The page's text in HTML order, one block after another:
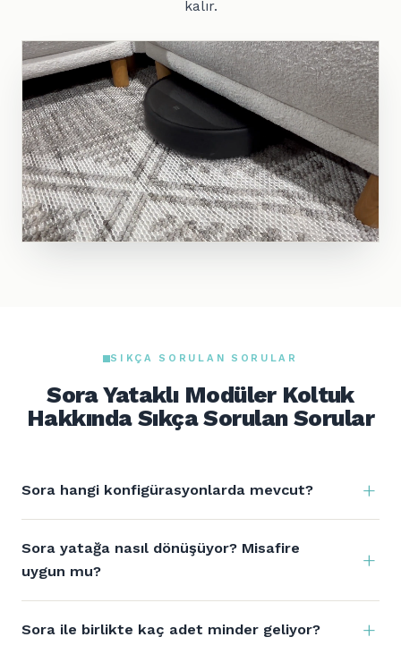
kalır.
SIKÇA SORULAN SORULAR
Sora Yataklı Modüler Koltuk
Hakkında Sıkça Sorulan Sorular
Sora hangi konfigürasyonlarda mevcut?
Sora yatağa nasıl dönüşüyor? Misafire
uygun mu?
Sora ile birlikte kaç adet minder geliyor?